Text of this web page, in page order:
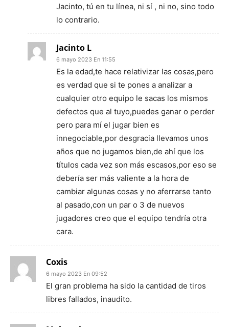
Jacinto, tú en tu línea, ni sí , ni no, sino todo
lo contrario.
Jacinto L
6 mayo 2023 En 11:55
Es la edad,te hace relativizar las cosas,pero
es verdad que si te pones a analizar a
cualquier otro equipo le sacas los mismos
defectos que al tuyo,puedes ganar o perder
pero para mí el jugar bien es
innegociable,por desgracia llevamos unos
años que no jugamos bien,de ahí que los
títulos cada vez son más escasos,por eso se
debería ser más valiente a la hora de
cambiar algunas cosas y no aferrarse tanto
al pasado,con un par o 3 de nuevos
jugadores creo que el equipo tendría otra
cara.
Coxis
6 mayo 2023 En 09:52
El gran problema ha sido la cantidad de tiros
libres fallados, inaudito.